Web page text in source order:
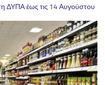
ΔΥΠΑ έως τις 14 Αυγούστου